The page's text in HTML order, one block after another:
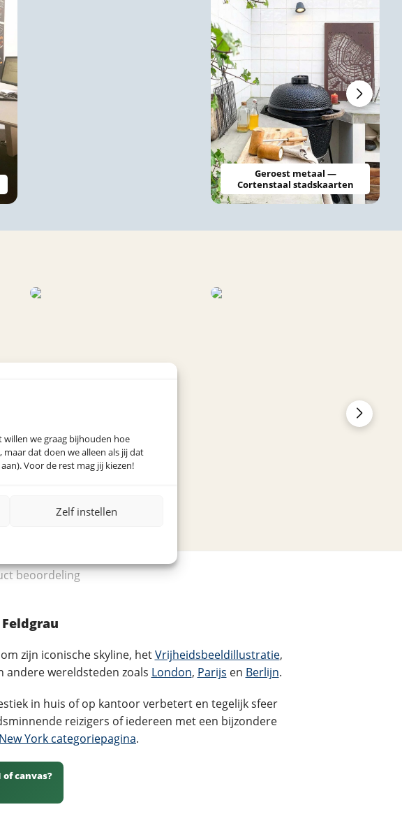
willen we graag bijhouden hoe
dat doen we alleen als jij dat
Voor de rest mag jij kiezen!
Zelf instellen
Geroest metaal —
Cortenstaal stadskaarten
beoordeling
zijn iconische skyline, hetVrijheidsbeeldillustratie,
andere wereldsteden zoals London, Parijs en Berlijn.
in huis of op kantoor verbetert en tegelijk sfeer
reizigers of iedereen met een bijzondere
New York categoriepagina.
canvas?